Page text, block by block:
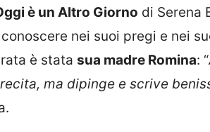
è un Altro Giorno di Serena
nei suoi pregi e nei
è stata sua madre Romina: “
ma dipinge e scrive